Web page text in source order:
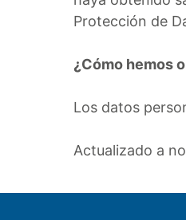
Protección de
¿Cómo hemos
Los datos
Actualizado a